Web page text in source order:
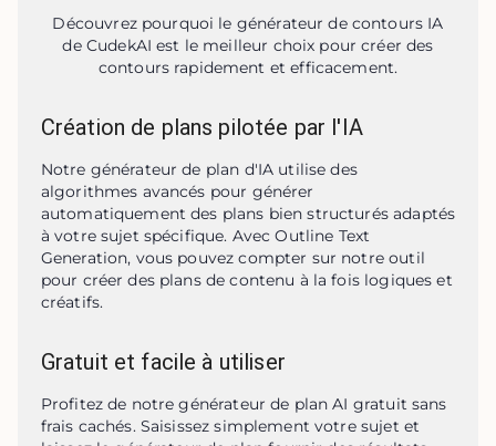
Découvrez pourquoi le générateur de contours IA
de CudekAI est le meilleur choix pour créer des
contours rapidement et efficacement.
Création de plans pilotée par l'IA
Notre générateur de plan d'IA utilise des
algorithmes avancés pour générer
automatiquement des plans bien structurés adaptés
à votre sujet spécifique. Avec Outline Text
Generation, vous pouvez compter sur notre outil
pour créer des plans de contenu à la fois logiques et
créatifs.
Gratuit et facile à utiliser
Profitez de notre générateur de plan AI gratuit sans
frais cachés. Saisissez simplement votre sujet et